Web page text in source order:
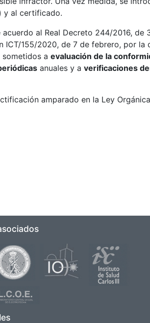
y al certificado.
acuerdo al Real Decreto 244/2016,
155/2020, de 7 de febrero, por
a evaluación de la
anuales y a verificaciones
amparado en la Ley
Imagen Imagen